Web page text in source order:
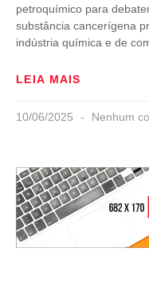
petroquímico para
substância cancerígena
indústria química e de
LEIA MAIS
10/06/2025 Nenhum